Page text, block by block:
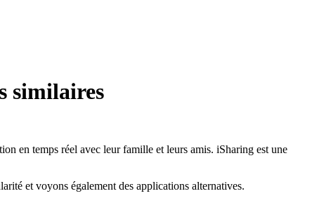
similaires
en temps réel avec leur famille et leurs amis. iSharing est une
et voyons également des applications alternatives.